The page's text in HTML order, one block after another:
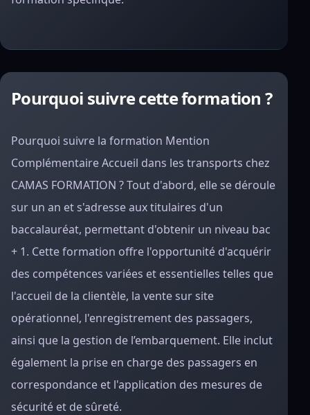
Pourquoi suivre cette formation ?
Pourquoi suivre la formation Mention
Complémentaire Accueil dans les transports chez
CAMAS FORMATION ? Tout d'abord, elle se déroule
sur un an et s'adresse aux titulaires d'un
baccalauréat, permettant d'obtenir un niveau bac
+ 1. Cette formation offre l'opportunité d'acquérir
des compétences variées et essentielles telles que
l'accueil de la clientèle, la vente sur site
opérationnel, l'enregistrement des passagers,
ainsi que la gestion de l’embarquement. Elle inclut
également la prise en charge des passagers en
correspondance et l'application des mesures de
sécurité et de sûreté.